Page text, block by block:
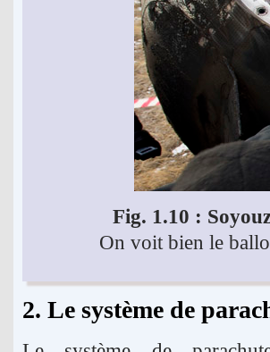
Fig. 1.10 :
On voit bien le
2. Le système de